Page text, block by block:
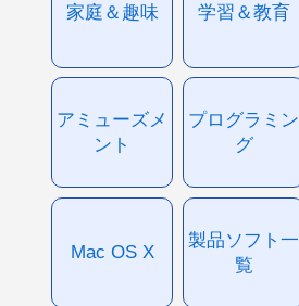
家庭＆趣味 学習＆教育
アミューズメ
ント
プログラミン
グ
Mac OS X
製品ソフト一
覧